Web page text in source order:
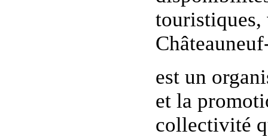
touristiques,
est un
et la
collectivité